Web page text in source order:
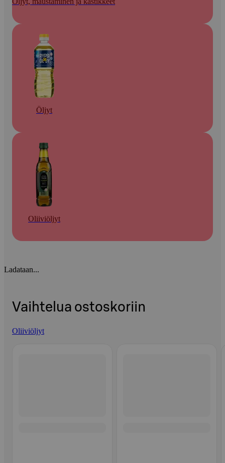
Öljyt
Oliiviöljyt
Ladataan...
Vaihtelua ostoskoriin
Oliiviöljyt